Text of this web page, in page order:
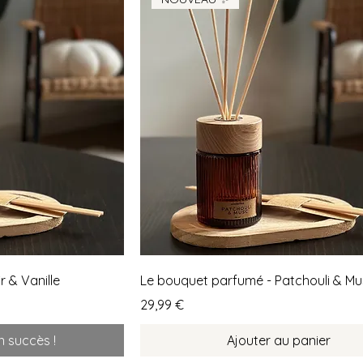
& Vanille
succès !
Le bouquet parfumé - Patchouli &
Prix
29,99 €
Ajouter au panier